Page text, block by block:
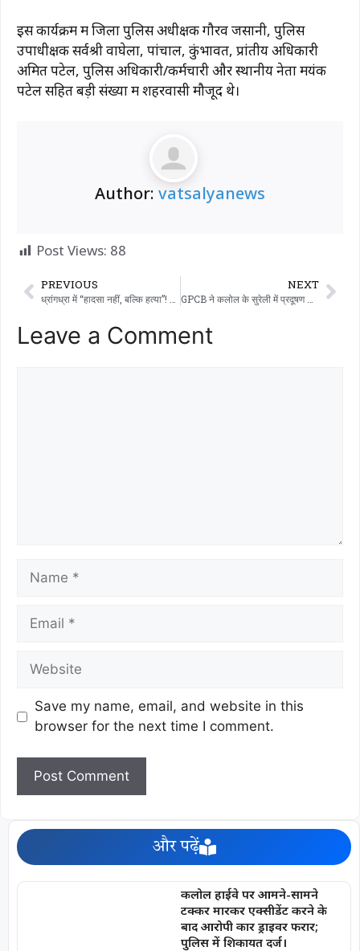
इस कार्यक्रम में जिला पुलिस अधीक्षक गौरव जसानी, पुलिस
उपाधीक्षक सर्वश्री वाघेला, पांचाल, कुंभावत, प्रांतीय अधिकारी
अमित पटेल, पुलिस अधिकारी/कर्मचारी और स्थानीय नेता मयंक
पटेल सहित बड़ी संख्या में शहरवासी मौजूद थे।
Author: vatsalyanews
Post Views: 88
PREVIOUS
ध्रांगध्रा में “हादसा नहीं, बल्कि हत्या”! भागते हुए युवक को बोलेरो से कुचला- भतीजे समेत दो आरोपी गिरफ्तार
NEXT
GPCB ने कलोल के सुरेली में प्रदूषण फैलाने वाली ‘भारत सिलिका’ फैक्ट्री को कारण बताओ नोटिस जारी किया है। फैक्ट्री को 15 दिनों के अंदर जवाब देने का आदेश दिया गया है।
Leave a Comment
Save my name, email, and website in this
browser for the next time I comment.
और पढ़ें
कलोल हाईवे पर आमने-सामने
टक्कर मारकर एक्सीडेंट करने के
बाद आरोपी कार ड्राइवर फरार;
पुलिस में शिकायत दर्ज।